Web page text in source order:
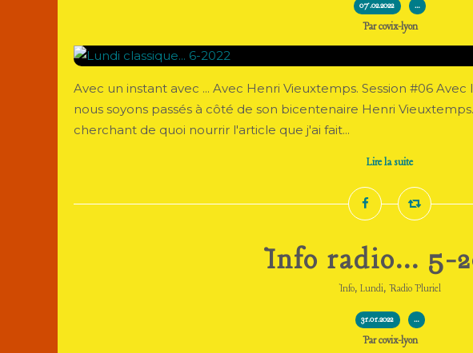
07.02.2022 …
Par covix-lyon
Avec un instant avec ... Avec Henri Vieuxtemps. Session #06
nous soyons passés à côté de son bicentenaire Henri
cherchant de quoi nourrir l'article que j'ai fait...
Lire la suite
Info radio... 5-
Info, Lundi, Radio Pluriel
31.01.2022 …
Par covix-lyon